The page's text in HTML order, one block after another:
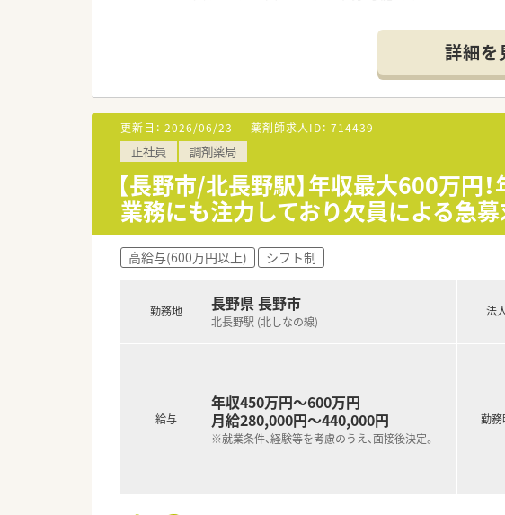
【店舗情報と応需状況について】
■JR長野駅などの最寄り駅から徒歩10分とい
■内科や消化器科をはじめとして外科や整形外
■近隣の医療機関とは密接な連携が可能なマン
【求人情報について】
■正社員の勤務薬剤師として調剤から監査や服
■ご経験やスキルを考慮したうえで最高年収
■過去20年間にわたり賞与が4ヶ月分以上支給
【職場環境と雰囲気】
■各店舗には最新の調剤機器類を積極的に導入
■会社全体で従業員を大切にする風土が根付い
■有給休暇が法定通り付与されるほか産休や育
詳細を
更新日： 2026/06/23 薬剤師求人ID： 714439
正社員 調剤薬局
【長野市/北長野駅】年収最大600万円
業務にも注力しており欠員による急募
高給与(600万円以上) シフト制
勤務地 長野県 長野市
北長野駅 (北しなの線)
給与
年収450万円～600万円
月給280,000円～440,000円
※就業条件、経験等を考慮のうえ、面接後決定。
法
勤務